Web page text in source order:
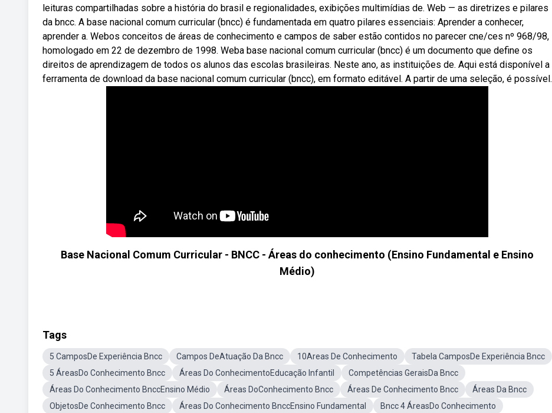
leituras compartilhadas sobre a história do brasil e regionalidades, exibições multimídias de. Web — as diretrizes e pilares
da bncc. A base nacional comum curricular (bncc) é fundamentada em quatro pilares essenciais: Aprender a conhecer,
aprender a. Webos conceitos de áreas de conhecimento e campos de saber estão contidos no parecer cne/ces nº 968/98,
homologado em 22 de dezembro de 1998. Weba base nacional comum curricular (bncc) é um documento que define os
direitos de aprendizagem de todos os alunos das escolas brasileiras. Neste ano, as instituições de. Aqui está disponível a
ferramenta de download da base nacional comum curricular (bncc), em formato editável. A partir de uma seleção, é possível.
Base Nacional Comum Curricular - BNCC - Áreas do conhecimento (Ensino Fundamental e Ensino
Médio)
Tags
5 CamposDe Experiência Bncc Campos DeAtuação Da Bncc 10Areas De Conhecimento
Tabela CamposDe Experiência Bncc
5 ÁreasDo Conhecimento Bncc
Áreas Do ConhecimentoEducação Infantil
Competências GeraisDa Bncc
Áreas Do Conhecimento BnccEnsino Médio
Áreas DoConhecimento Bncc Áreas De Conhecimento Bncc
Áreas Da Bncc
ObjetosDe Conhecimento Bncc
Áreas Do Conhecimento BnccEnsino Fundamental
Bncc 4 ÁreasDo Conhecimento